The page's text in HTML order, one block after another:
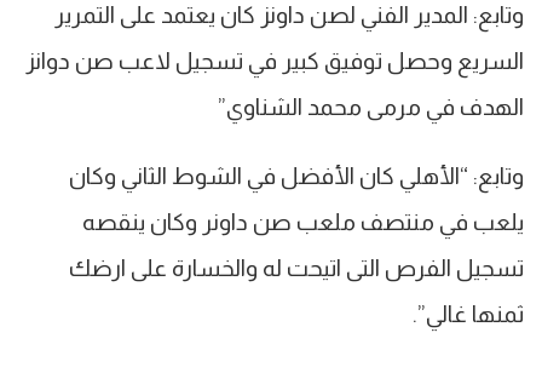
وتابع: المدير الفني لصن داونز كان يعتمد على التمرير
السريع وحصل توفيق كبير في تسجيل لاعب صن دوانز
الهدف في مرمى محمد الشناوي”
وتابع: “الأهلي كان الأفضل في الشوط الثاني وكان
يلعب في منتصف ملعب صن داونر وكان ينقصه
تسجيل الفرص التى اتيحت له والخسارة على ارضك
ثمنها غالي”.